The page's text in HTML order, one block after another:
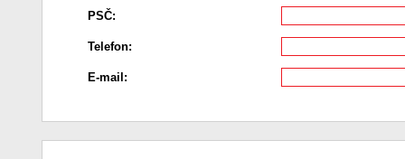
PSČ:
Telefon:
E-mail: